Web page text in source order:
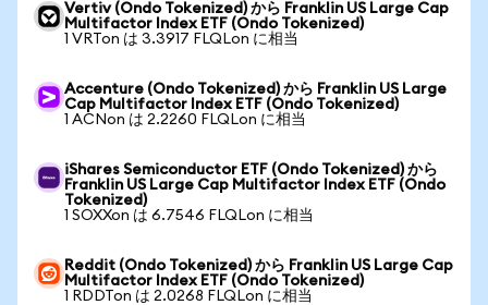
Vertiv (Ondo Tokenized) から Franklin US Large Cap
Multifactor Index ETF (Ondo Tokenized)
1 VRTon は 3.3917 FLQLon に相当
Accenture (Ondo Tokenized) から Franklin US Large
Cap Multifactor Index ETF (Ondo Tokenized)
1 ACNon は 2.2260 FLQLon に相当
iShares Semiconductor ETF (Ondo Tokenized) から
Franklin US Large Cap Multifactor Index ETF (Ondo
Tokenized)
1 SOXXon は 6.7546 FLQLon に相当
Reddit (Ondo Tokenized) から Franklin US Large Cap
Multifactor Index ETF (Ondo Tokenized)
1 RDDTon は 2.0268 FLQLon に相当